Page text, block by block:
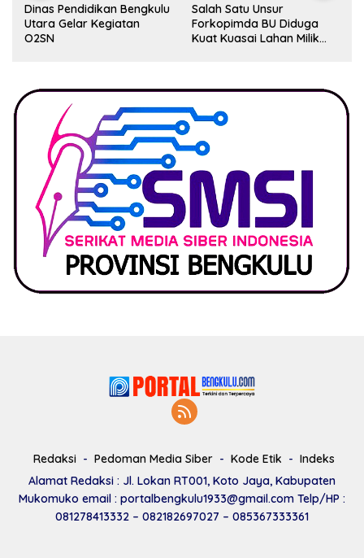
Dinas Pendidikan Bengkulu
Utara Gelar Kegiatan
O2SN
Salah Satu Unsur
Forkopimda BU Diduga
Kuat Kuasai Lahan Milik
Redaksi Pedoman Media Siber Kode Etik
Indeks
Alamat Redaksi : Jl. Lokan RT001, Koto Jaya, Kabupaten
Mukomuko email : portalbengkulu1933@gmail.com Telp/HP :
081278413332 – 082182697027 – 085367333361